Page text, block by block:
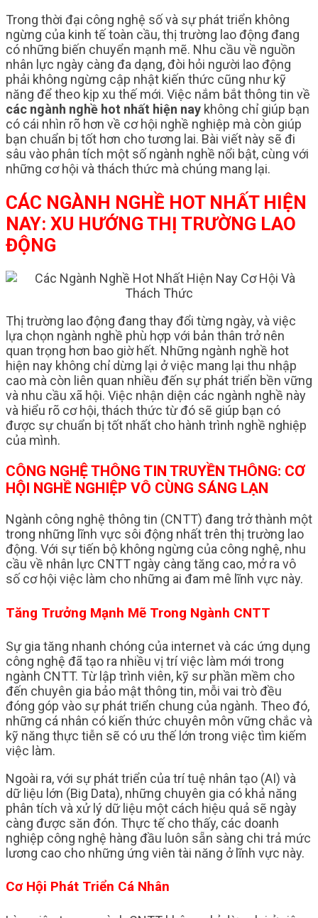
Trong thời đại công nghệ số và sự phát triển không
ngừng của kinh tế toàn cầu, thị trường lao động đang
có những biến chuyển mạnh mẽ. Nhu cầu về nguồn
nhân lực ngày càng đa dạng, đòi hỏi người lao động
phải không ngừng cập nhật kiến thức cũng như kỹ
năng để theo kịp xu thế mới. Việc nắm bắt thông tin về
các ngành nghề hot nhất hiện nay không chỉ giúp bạn
có cái nhìn rõ hơn về cơ hội nghề nghiệp mà còn giúp
bạn chuẩn bị tốt hơn cho tương lai. Bài viết này sẽ đi
sâu vào phân tích một số ngành nghề nổi bật, cùng với
những cơ hội và thách thức mà chúng mang lại.
CÁC NGÀNH NGHỀ HOT NHẤT HIỆN
NAY: XU HƯỚNG THỊ TRƯỜNG LAO
ĐỘNG
Thị trường lao động đang thay đổi từng ngày, và việc
lựa chọn ngành nghề phù hợp với bản thân trở nên
quan trọng hơn bao giờ hết. Những ngành nghề hot
hiện nay không chỉ dừng lại ở việc mang lại thu nhập
cao mà còn liên quan nhiều đến sự phát triển bền vững
và nhu cầu xã hội. Việc nhận diện các ngành nghề này
và hiểu rõ cơ hội, thách thức từ đó sẽ giúp bạn có
được sự chuẩn bị tốt nhất cho hành trình nghề nghiệp
của mình.
CÔNG NGHỆ THÔNG TIN TRUYỀN THÔNG: CƠ
HỘI NGHỀ NGHIỆP VÔ CÙNG SÁNG LẠN
Ngành công nghệ thông tin (CNTT) đang trở thành một
trong những lĩnh vực sôi động nhất trên thị trường lao
động. Với sự tiến bộ không ngừng của công nghệ, nhu
cầu về nhân lực CNTT ngày càng tăng cao, mở ra vô
số cơ hội việc làm cho những ai đam mê lĩnh vực này.
Tăng Trưởng Mạnh Mẽ Trong Ngành CNTT
Sự gia tăng nhanh chóng của internet và các ứng dụng
công nghệ đã tạo ra nhiều vị trí việc làm mới trong
ngành CNTT. Từ lập trình viên, kỹ sư phần mềm cho
đến chuyên gia bảo mật thông tin, mỗi vai trò đều
đóng góp vào sự phát triển chung của ngành. Theo đó,
những cá nhân có kiến thức chuyên môn vững chắc và
kỹ năng thực tiễn sẽ có ưu thế lớn trong việc tìm kiếm
việc làm.
Ngoài ra, với sự phát triển của trí tuệ nhân tạo (AI) và
dữ liệu lớn (Big Data), những chuyên gia có khả năng
phân tích và xử lý dữ liệu một cách hiệu quả sẽ ngày
càng được săn đón. Thực tế cho thấy, các doanh
nghiệp công nghệ hàng đầu luôn sẵn sàng chi trả mức
lương cao cho những ứng viên tài năng ở lĩnh vực này.
Cơ Hội Phát Triển Cá Nhân